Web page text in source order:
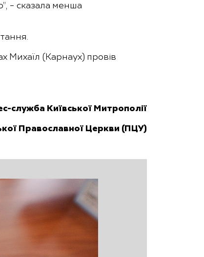
– сказала менша
Михаїл (Карнаух) провів
служба Київської Митрополії
Православної Церкви (ПЦУ)